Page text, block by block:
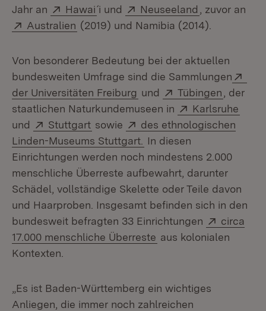
Jahr an
Extern:
Hawai(Öffnet in neuem Fenster)
´i und Extern:
Neuseeland (Öffnet in
, zuvor an
Extern:
Australien (Öffnet in neuem Fenster)
(2019) und Namibia (2014).
Von besonderer Bedeutung bei der aktuellen
bundesweiten Umfrage sind die Sammlungen
der Universitäten Freiburg (Öffnet in neuem Fenster)
und Extern:
Tübingen (Öffnet
, der
staatlichen Naturkundemuseen in
Extern:
Karlsruhe
und
Extern:
Stuttgart (Öffnet in neuem Fenster)
sowie Extern:
des ethnologischen
Linden-Museums Stuttgart.
(Öffnet in neuem
In diesen
Einrichtungen werden noch mindestens 2.000
menschliche Überreste aufbewahrt, darunter
Schädel, vollständige Skelette oder Teile davon
und Haarproben. Insgesamt befinden sich in den
bundesweit befragten 33 Einrichtungen
Extern:
circa
17.000 menschliche Überreste (Öffnet in neuem
aus kolonialen
Kontexten.
„Es ist Baden-Württemberg ein wichtiges
Anliegen, die immer noch zahlreichen